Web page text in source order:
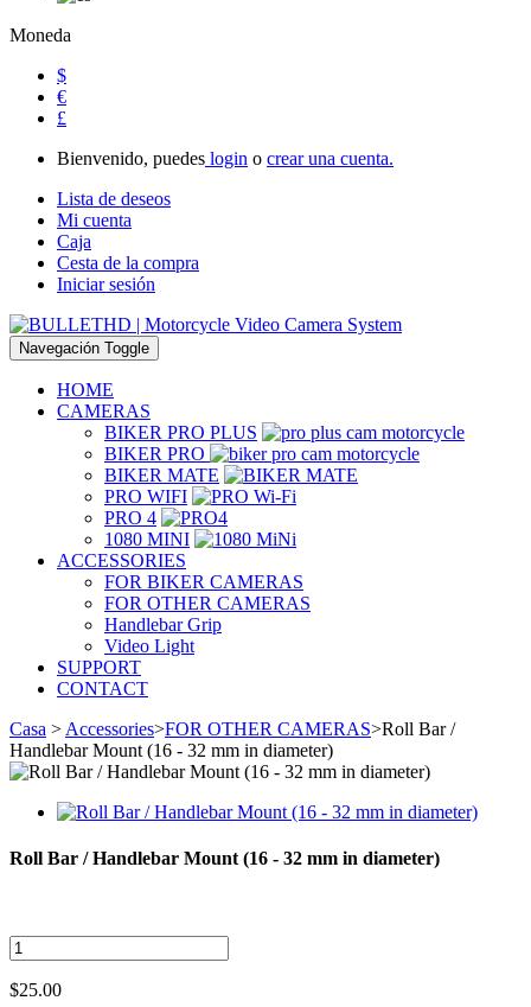
Moneda
$
€
£
Bienvenido, puedes login o crear una cuenta.
Lista de deseos
Mi cuenta
Caja
Cesta de la compra
Iniciar sesión
Navegación Toggle
HOME
CAMERAS
BIKER PRO PLUS
BIKER PRO
BIKER MATE
PRO WIFI
PRO 4
1080 MINI
ACCESSORIES
FOR BIKER CAMERAS
FOR OTHER CAMERAS
Handlebar Grip
Video Light
SUPPORT
CONTACT
Casa > Accessories>FOR OTHER CAMERAS>Roll Bar /
Handlebar Mount (16 - 32 mm in diameter)
Roll Bar / Handlebar Mount (16 - 32 mm in diameter)
$25.00